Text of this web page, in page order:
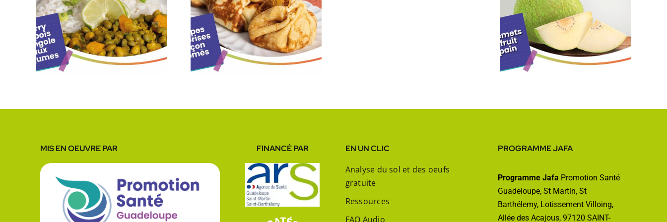
Fiche recette :
Crêpes
surprises façon
Komès
MIS EN OEUVRE PAR FINANCÉ PAR EN UN CLIC
Analyse du sol et des oeufs
gratuite
Ressources
FAQ Audio
PROGRAMME JAFA
Programme Jafa Promotion Santé
Guadeloupe, St Martin, St
Barthélemy, Lotissement Villoing,
Allée des Acajous, 97120 SAINT-